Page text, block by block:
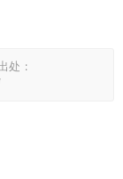
处：